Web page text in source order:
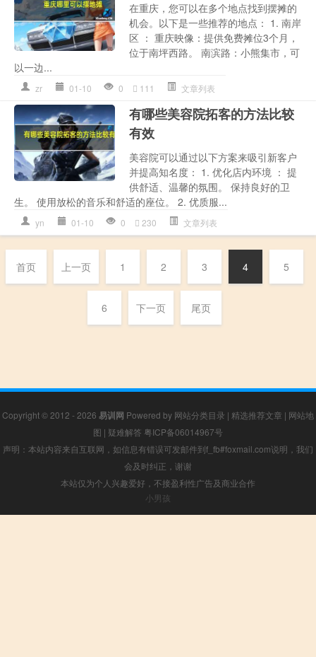
在重庆，您可以在多个地点找到摆摊的
机会。以下是一些推荐的地点： 1. 南岸
区 ： 重庆映像：提供免费摊位3个月，
位于南坪西路。 南滨路：小熊集市，可
以一边...
zr 01-10 0 111 文章列表
有哪些美容院拓客的方法比较
有效
美容院可以通过以下方案来吸引新客户
并提高知名度： 1. 优化店内环境 ： 提
供舒适、温馨的氛围。 保持良好的卫
生。 使用放松的音乐和舒适的座位。 2. 优质服...
yn 01-10 0 230 文章列表
首页 上一页 1 2 3 4 5
6 下一页 尾页
Copyright © 2012 - 2026 易训网 Powered by 网站分类目录 | 精选推荐文章 | 网站地
图 | 疑难解答 粤ICP备06014967号
声明：本站内容来自互联网，如信息有错误可发邮件到f_fb#foxmail.com说明，我们
会及时纠正，谢谢
本站仅为个人兴趣爱好，不接盈利性广告及商业合作
小男孩